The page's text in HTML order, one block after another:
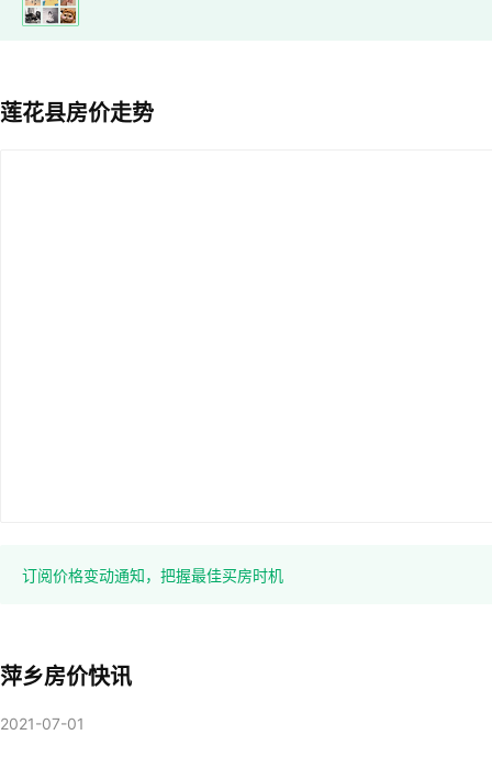
莲花县房价走势
订阅价格变动通知，把握最佳买房时机
萍乡房价快讯
2021-07-01